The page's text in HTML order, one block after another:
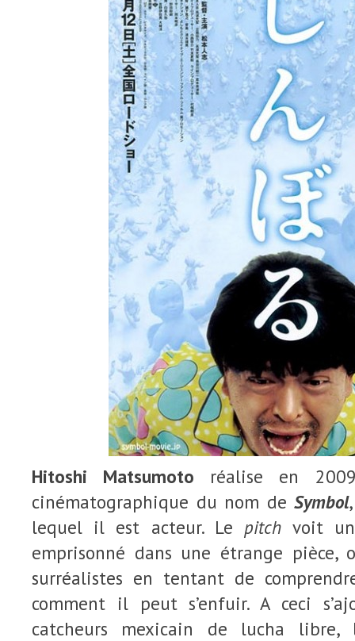
Hitoshi Matsumoto réalise en
cinématographique du nom de Symbol
lequel il est acteur. Le pitchvoit
emprisonné dans une étrange pièce,
surréalistes en tentant de
comment il peut s’enfuir. A ceci
catcheurs mexicain de lucha